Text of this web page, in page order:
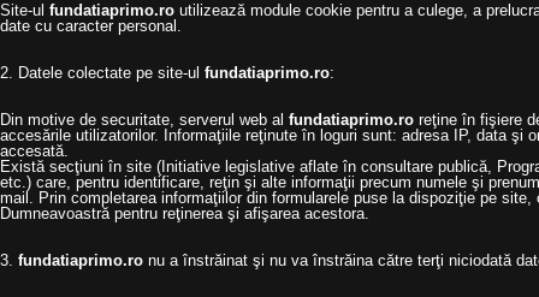
Site-ul fundatiaprimo.ro utilizează module cookie pentru a culege, a
date cu caracter personal.
2. Datele colectate pe site-ul fundatiaprimo.ro:
Din motive de securitate, serverul web al fundatiaprimo.ro reţine în fişiere
accesările utilizatorilor. Informaţiile reţinute în loguri sunt: adresa IP, data şi
accesată.
Există secţiuni în site (Initiative legislative aflate în consultare publică,
etc.) care, pentru identificare, reţin şi alte informaţii precum numele şi
mail. Prin completarea informaţiilor din formularele puse la dispoziţie pe site,
Dumneavoastră pentru reţinerea şi afişarea acestora.
3. fundatiaprimo.ro nu a înstrăinat şi nu va înstrăina către terţi niciodată